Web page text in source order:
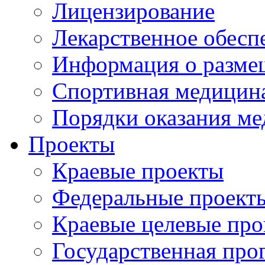
Лицензирование
Лекарственное
Информация о
Спортивная
Порядки оказания
Проекты
Краевые проекты
Федеральные
Краевые целевые
Государственная